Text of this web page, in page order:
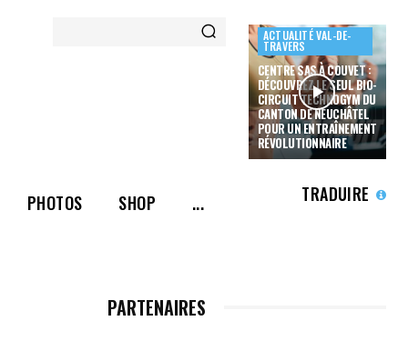
ACTUALITÉ VAL-DE-
TRAVERS
CENTRE SAS À COUVET :
DÉCOUVREZ LE SEUL BIO-
CIRCUIT TECHNOGYM DU
CANTON DE NEUCHÂTEL
POUR UN ENTRAÎNEMENT
RÉVOLUTIONNAIRE
PHOTOS SHOP ... TRADUIRE
PARTENAIRES